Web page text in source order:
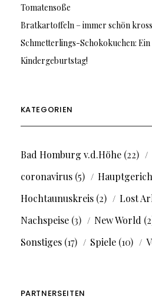
Tomatensoße
Bratkartoffeln – immer schön
Schmetterlings-Schokokuchen:
Kindergeburtstag!
KATEGORIEN
Bad Homburg v.d.Höhe(22)
coronavirus(5)
Hochtaunuskreis(2) Lost
Nachspeise(3) New World
Sonstiges(17) Spiele(10)
PARTNERSEITEN